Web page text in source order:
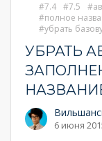
7.4 7.5
полное
убрать
УБРАТЬ
6 июня